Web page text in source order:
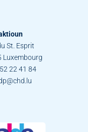
St. Esprit
Luxembourg
22 41 84